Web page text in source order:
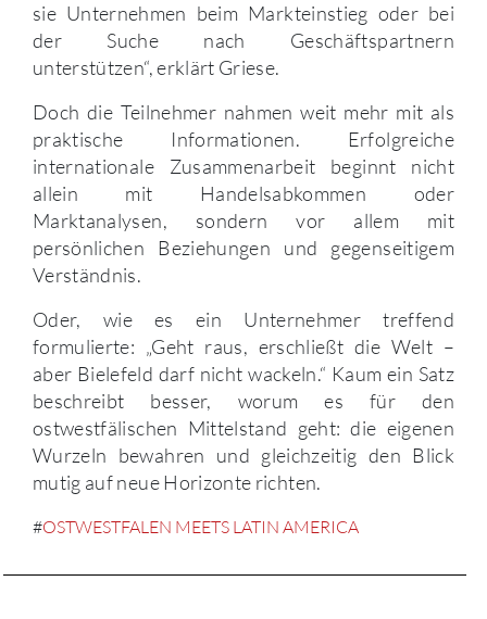
sie Unternehmen beim Markteinstieg oder bei
der Suche nach Geschäftspartnern
unterstützen“, erklärt Griese.
Doch die Teilnehmer nahmen weit mehr mit als
praktische Informationen. Erfolgreiche
internationale Zusammenarbeit beginnt nicht
allein mit Handelsabkommen oder
Marktanalysen, sondern vor allem mit
persönlichen Beziehungen und gegenseitigem
Verständnis.
Oder, wie es ein Unternehmer treffend
formulierte: „Geht raus, erschließt die Welt –
aber Bielefeld darf nicht wackeln.“ Kaum ein Satz
beschreibt besser, worum es für den
ostwestfälischen Mittelstand geht: die eigenen
Wurzeln bewahren und gleichzeitig den Blick
mutig auf neue Horizonte richten.
#OSTWESTFALEN MEETS LATIN AMERICA